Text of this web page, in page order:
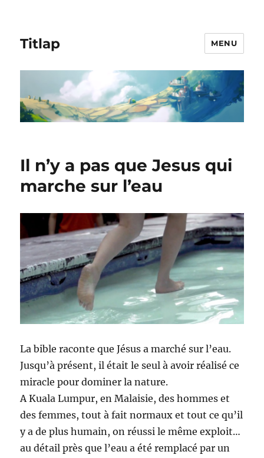
Titlap MENU
Il n’y a pas que Jesus qui
marche sur l’eau
La bible raconte que Jésus a marché sur l’eau.
Jusqu’à présent, il était le seul à avoir réalisé ce
miracle pour dominer la nature.
A Kuala Lumpur, en Malaisie, des hommes et
des femmes, tout à fait normaux et tout ce qu’il
y a de plus humain, on réussi le même exploit…
au détail près que l’eau a été remplacé par un